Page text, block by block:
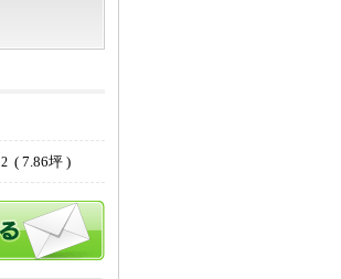
2( 7.86坪 )